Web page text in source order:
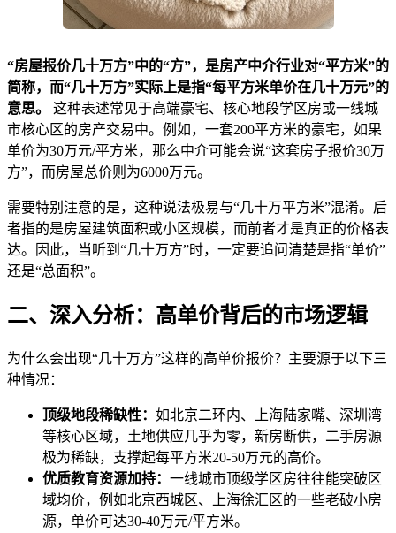
“房屋报价几十万方”中的“方”，是房产中介行业对“平方米”的
简称，而“几十万方”实际上是指“每平方米单价在几十万元”的
意思。
这种表述常见于高端豪宅、核心地段学区房或一线城
市核心区的房产交易中。例如，一套200平方米的豪宅，如果
单价为30万元/平方米，那么中介可能会说“这套房子报价30万
方”，而房屋总价则为6000万元。
需要特别注意的是，这种说法极易与“几十万平方米”混淆。后
者指的是房屋建筑面积或小区规模，而前者才是真正的价格表
达。因此，当听到“几十万方”时，一定要追问清楚是指“单价”
还是“总面积”。
二、深入分析：高单价背后的市场逻辑
为什么会出现“几十万方”这样的高单价报价？主要源于以下三
种情况：
顶级地段稀缺性： 如北京二环内、上海陆家嘴、深圳湾
等核心区域，土地供应几乎为零，新房断供，二手房源
极为稀缺，支撑起每平方米20-50万元的高价。
优质教育资源加持： 一线城市顶级学区房往往能突破区
域均价，例如北京西城区、上海徐汇区的一些老破小房
源，单价可达30-40万元/平方米。